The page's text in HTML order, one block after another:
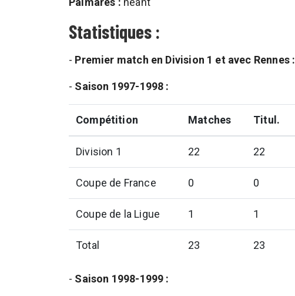
Statistiques :
- Premier match en Division 1 et avec Rennes :
- Saison 1997-1998 :
Compétition Matches Titul.
Division 1 22 22
Coupe de France 0 0
Coupe de la Ligue 1 1
Total 23 23
- Saison 1998-1999 :